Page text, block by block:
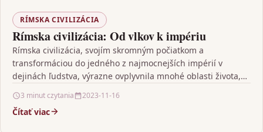
RÍMSKA CIVILIZÁCIA
Rímska civilizácia: Od vlkov k impériu
Rímska civilizácia, svojím skromným počiatkom a
transformáciou do jedného z najmocnejších impérií v
dejinách ľudstva, výrazne ovplyvnila mnohé oblasti života,
3 minut czytania 2023-11-16
Čítať viac